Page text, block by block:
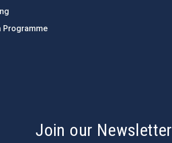
Programme
Join our Newsletter